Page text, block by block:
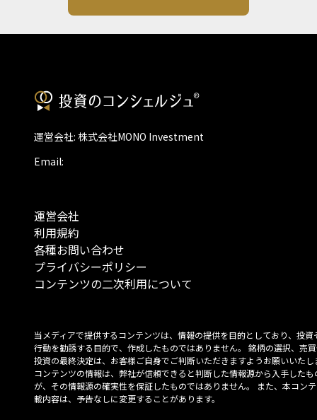
運営会社: 株式会社MONO Investment
Email:
運営会社
利用規約
各種お問い合わせ
プライバシーポリシー
コンテンツの二次利用について
当メディアで提供するコンテンツは、情報の提供を目的としており、投資
行動を勧誘する目的で、作成したものではありません。 銘柄の選択、売
投資の最終決定は、お客様ご自身でご判断いただきますようお願いいたし
コンテンツの情報は、弊社が信頼できると判断した情報源から入手したも
が、その情報源の確実性を保証したものではありません。 また、本コン
載内容は、予告なしに変更することがあります。